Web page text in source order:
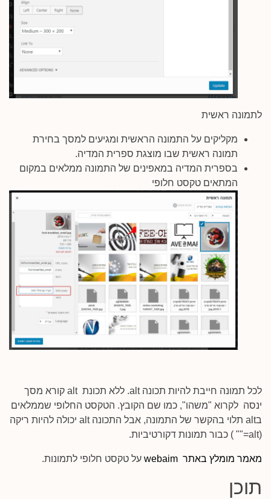
לתמונה ראשית
מקליקים על התמונה הראשית ומגיעים למסך בחירת
תמונה ראשית שבו מוצגת ספרית המדיה.
בספרית המדיה במאפינים של התמונה ממלאים במקום
המתאים טקסט חלופי
לכל תמונה חייבת להיות תכונה alt. ללא תכונת alt קורא מסך
ינסה לקרוא "משהו", כמו שם הקובץ. הטקסט החלופי שממלאים
בalt תלוי בהקשר של התמונה, אבל התכונה alt יכולה להיות ריקה
(alt="" ) כבור תמונות דקורטיביות.
מאמר מומלץ באתר webaim על טקסט חלופי לתמונות.
תוכן